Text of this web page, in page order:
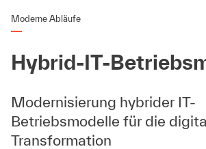
Moderne Abläufe
Hybrid-IT-
Modernisierung hybrider IT-
Betriebsmodelle für die
Transformation